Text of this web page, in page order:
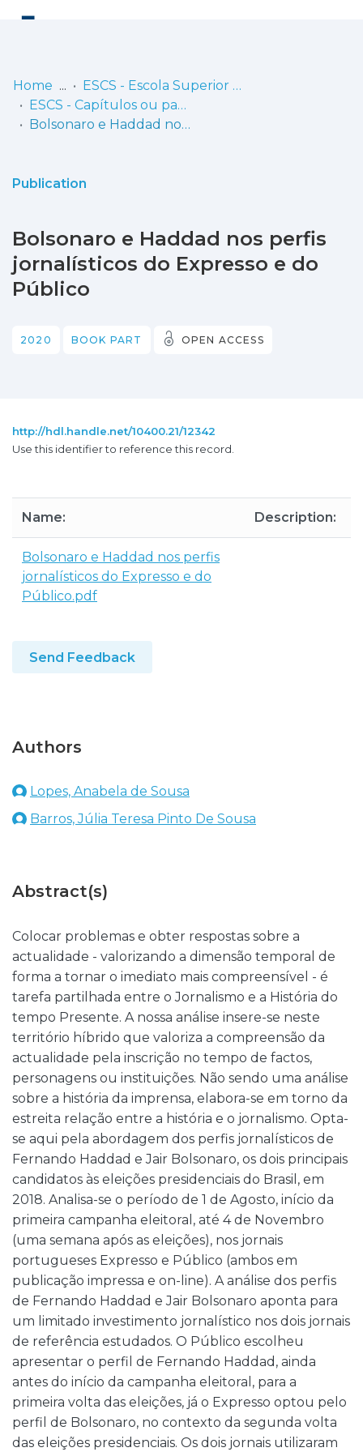
Communities
Statistics
Home
ESCS - Escola Superior de Comunicação Social
ESCS - Capítulos ou partes de livros
Bolsonaro e Haddad nos perfis jornalísticos do Expresso e do Público
Publication
Bolsonaro e Haddad nos perfis
jornalísticos do Expresso e do
Público
2020 BOOK PART OPEN ACCESS
http://hdl.handle.net/10400.21/12342
Use this identifier to reference this record.
Name: Description:
Bolsonaro e Haddad nos perfis
jornalísticos do Expresso e do
Público.pdf
Send Feedback
Authors
Lopes, Anabela de Sousa
Barros, Júlia Teresa Pinto De Sousa
Abstract(s)
Colocar problemas e obter respostas sobre a
actualidade - valorizando a dimensão temporal de
forma a tornar o imediato mais compreensível - é
tarefa partilhada entre o Jornalismo e a História do
tempo Presente. A nossa análise insere-se neste
território híbrido que valoriza a compreensão da
actualidade pela inscrição no tempo de factos,
personagens ou instituições. Não sendo uma análise
sobre a história da imprensa, elabora-se em torno da
estreita relação entre a história e o jornalismo. Opta-
se aqui pela abordagem dos perfis jornalísticos de
Fernando Haddad e Jair Bolsonaro, os dois principais
candidatos às eleições presidenciais do Brasil, em
2018. Analisa-se o período de 1 de Agosto, início da
primeira campanha eleitoral, até 4 de Novembro
(uma semana após as eleições), nos jornais
portugueses Expresso e Público (ambos em
publicação impressa e on-line). A análise dos perfis
de Fernando Haddad e Jair Bolsonaro aponta para
um limitado investimento jornalístico nos dois jornais
de referência estudados. O Público escolheu
apresentar o perfil de Fernando Haddad, ainda
antes do início da campanha eleitoral, para a
primeira volta das eleições, já o Expresso optou pelo
perfil de Bolsonaro, no contexto da segunda volta
das eleições presidenciais. Os dois jornais utilizaram